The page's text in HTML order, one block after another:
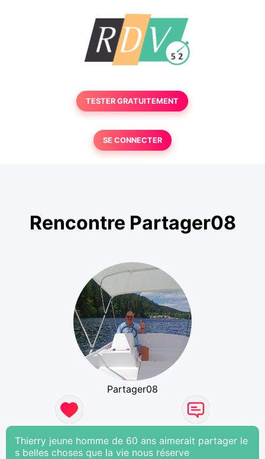
TESTER GRATUITEMENT
SE CONNECTER
Rencontre Partager08
Partager08
Thierry jeune homme de 60 ans aimerait partager le
s belles choses que la vie nous réserve